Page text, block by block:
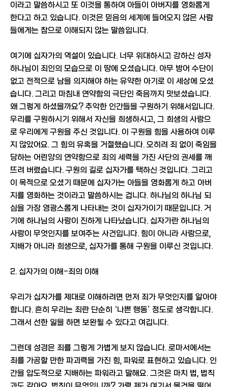
이라고 말씀하시고 또 이것을 통하여 아들이 아버지를 영화롭게
한다고 하고 있습니다. 이것은 믿음의 세계에 들어오지 않은 사람
들에게는 참으로 이해되지 않는 말씀입니다.
여기에 십자가의 역설이 있습니다. 너무 위대하시고 강하신 성자
하나님이 죄인의 모습으로 이 땅에 오셨습니다. 아무 방어 수단이
없고 전적으로 남을 의지해야 하는 유약한 아기로 이 세상에 오셨
습니다. 그리고 마침내 연약함의 극단인 죽음까지 맛보셨습니다.
왜 그렇게 하셨을까요? 추악한 인간들을 구원하기 위해서입니다.
우리를 구원하시기 위해서 자신을 희생하시고, 그 희생의 사랑으
로 우리에게 구원을 주신 것입니다. 이 구원을 힘을 사용하여 이루
지 않았어요. 그 힘의 유혹을 거절했습니다. 오히려 죄 없이 죽임을
당하는 어린양의 연약함으로 죄의 세력을 가진 사단의 권세를 깨
뜨려 버렸습니다. 구원의 길로 십자가를 택하신 것입니다. 그리고
이 목적으로 오셨기 때문에 십자가는 아들을 영화롭게 하고 아버
지를 영화하는 것이라고 말씀하시는 겁니다. 하나님의 하나님 되
심을 가장 영광스롭게 나타내는 것이 십자가이기 때문입니다. 거
기에 하나님의 사랑이 진하게 나타났습니다. 십자가란 하나님의
사랑이 무엇인지를 보여주는 사건입니다. 힘이 아니라 사랑으로,
지배가 아니라 희생으로, 십자가를 통해 구원을 이루신 것입니다.
2. 십자가의 이해-죄의 이해
우리가 십자가를 제대로 이해하려면 먼저 죄가 무엇인지를 알아야
합니다. 흔히 우리는 죄란 단순히 ‘나쁜 행동’ 정도로 생각합니다.
그래서 선한 일을 하면 보완될 수 있다고 여깁니다.
그런데 성경은 죄를 그렇게 가볍게 보지 않습니다. 로마서에서는
죄를 가공할 만한 파괴력을 가진 힘, 파워로 표현하고 있습니다. 인
간을 압도적으로 지배하는 파워라고 말해요. 그것은 마치 법, 법칙